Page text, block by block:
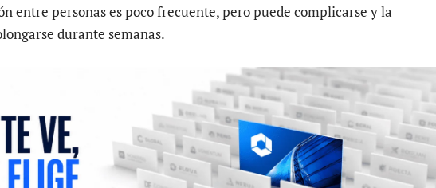
entre personas es poco frecuente, pero puede complicarse y la
durante semanas.